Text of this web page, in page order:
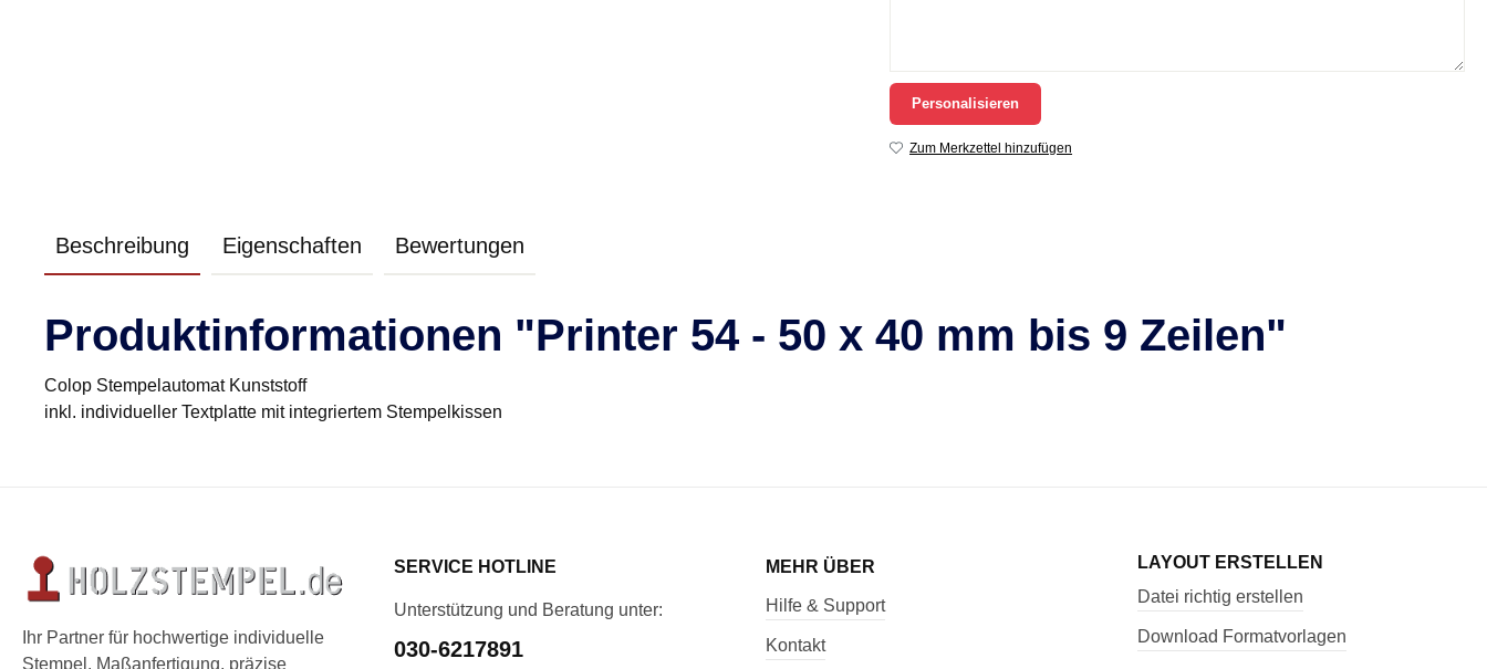
Personalisieren
Zum Merkzettel hinzufügen
Beschreibung Eigenschaften Bewertungen
Produktinformationen "Printer 54 - 50 x 40 mm bis 9 Zeilen"
Colop Stempelautomat Kunststoff
inkl. individueller Textplatte mit integriertem Stempelkissen
Ihr Partner für hochwertige individuelle
Stempel. Maßanfertigung, präzise
SERVICE HOTLINE
Unterstützung und Beratung unter:
030-6217891
MEHR ÜBER
Hilfe & Support
Kontakt
LAYOUT ERSTELLEN
Datei richtig erstellen
Download Formatvorlagen